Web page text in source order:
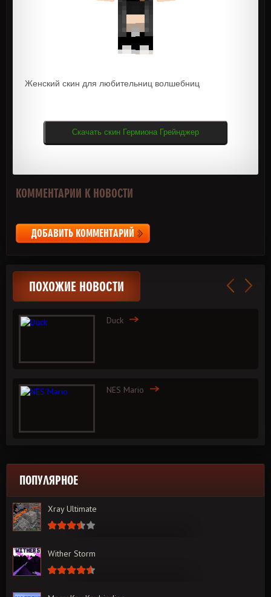
Женский скин для любительниц волшебниц
Скачать скин Гермиона Грейнджер
КОММЕНТАРИИ К НОВОСТИ
ДОБАВИТЬ КОММЕНТАРИЙ
ПОХОЖИЕ НОВОСТИ
Duck
NES Mario
ПОПУЛЯРНОЕ
Xray Ultimate
Wither Storm